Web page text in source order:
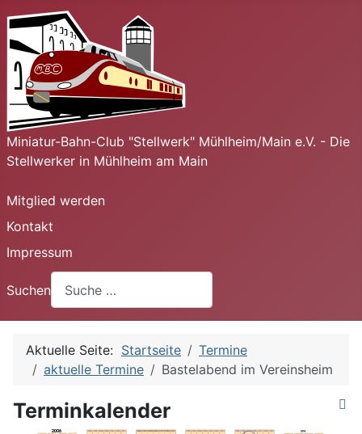
Miniatur-Bahn-Club "Stellwerk" Mühlheim/Main e.V. - Die
Stellwerker in Mühlheim am Main
Mitglied werden
Kontakt
Impressum
Suchen
Aktuelle Seite: Startseite
Termine
aktuelle Termine
Bastelabend im Vereinsheim
Terminkalender